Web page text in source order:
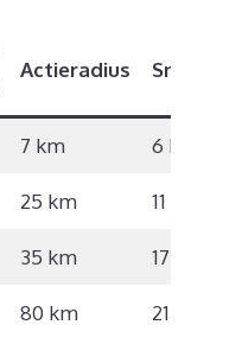
Actieradius Snelheid
7 km 6 km/u
25 km 11 km/u
35 km 17 km/u
80 km 21 km/u